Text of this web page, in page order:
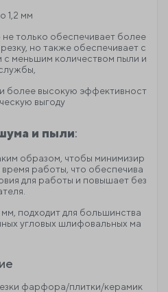
1,2 мм
только обеспечивает более
но также обеспечивает с
меньшим количеством пыли и
более высокую эффективност
выгоду
и пыли:
образом, чтобы минимизир
работы, что обеспечива
для работы и повышает без
подходит для большинства
угловых шлифовальных ма
фарфора/плитки/керамик